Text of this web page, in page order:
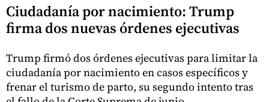
Ciudadanía por nacimiento: Trump
firma dos nuevas órdenes ejecutivas
Trump firmó dos órdenes ejecutivas para limitar la
ciudadanía por nacimiento en casos específicos y
frenar el turismo de parto, su segundo intento tras